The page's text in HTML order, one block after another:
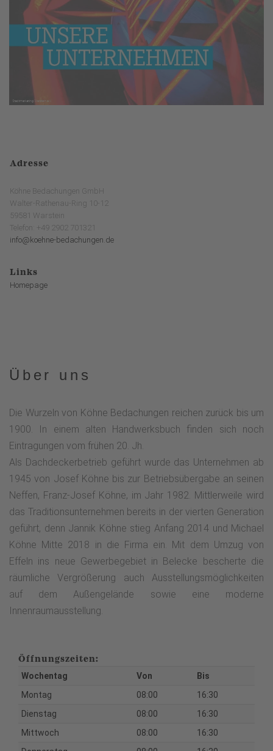
Adresse
Köhne Bedachungen GmbH
Walter-Rathenau-Ring 10-12
59581 Warstein
Telefon: +49 2902 701321
info@koehne-bedachungen.de
Links
Homepage
Über uns
Die Wurzeln von Köhne Bedachungen reichen zurück bis um
1900. In einem alten Handwerksbuch finden sich noch
Eintragungen vom frühen 20. Jh.
Als Dachdeckerbetrieb geführt wurde das Unternehmen ab
1945 von Josef Köhne bis zur Betriebsübergabe an seinen
Neffen, Franz-Josef Köhne, im Jahr 1982. Mittlerweile wird
das Traditionsunternehmen bereits in der vierten Generation
geführt, denn Jannik Köhne stieg Anfang 2014 und Michael
Köhne Mitte 2018 in die Firma ein. Mit dem Umzug von
Effeln ins neue Gewerbegebiet in Belecke bescherte die
räumliche Vergrößerung auch Ausstellungsmöglichkeiten
auf dem Außengelände sowie eine moderne
Innenraumausstellung.
Öffnungszeiten:
Wochentag Von
Bis
Montag
08:00
16:30
Dienstag
08:00
16:30
Mittwoch
08:00
16:30